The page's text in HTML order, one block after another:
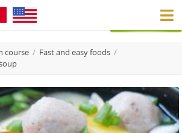
course / Fast and easy foods /